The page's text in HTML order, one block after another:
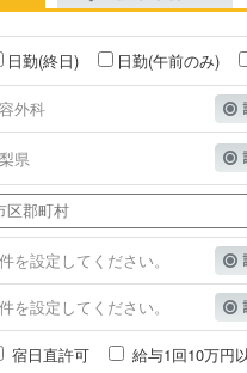
日勤(終日) 日勤(午前のみ)
外科
県
を設定してください。
を設定してください。
宿日直許可 給与1回10万円